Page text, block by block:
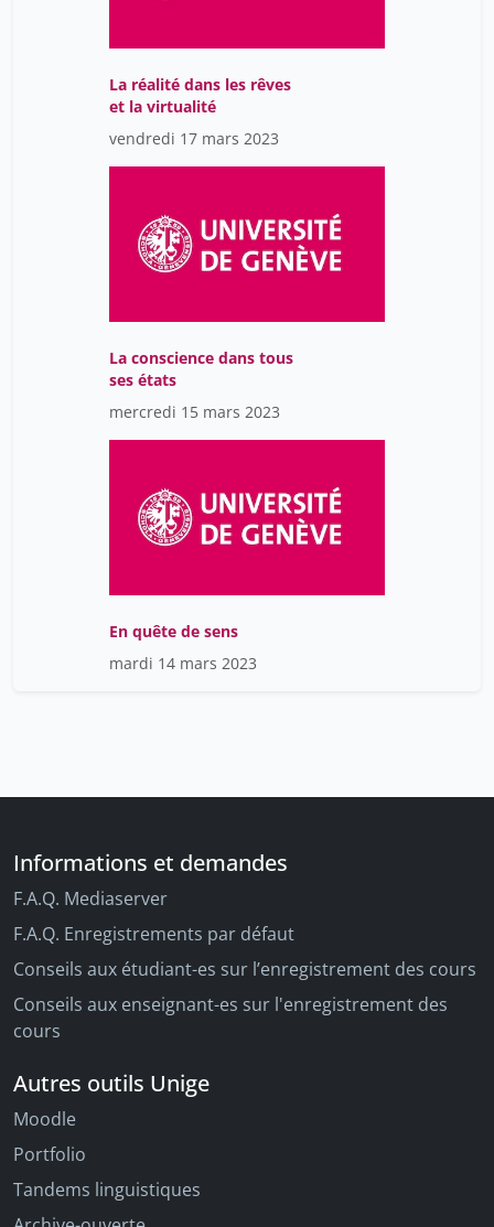
La réalité dans les rêves
et la virtualité
vendredi 17 mars 2023
La conscience dans tous
ses états
mercredi 15 mars 2023
En quête de sens
mardi 14 mars 2023
Informations et demandes
F.A.Q. Mediaserver
F.A.Q. Enregistrements par défaut
Conseils aux étudiant-es sur l’enregistrement des cours
Conseils aux enseignant-es sur l'enregistrement des
cours
Autres outils Unige
Moodle
Portfolio
Tandems linguistiques